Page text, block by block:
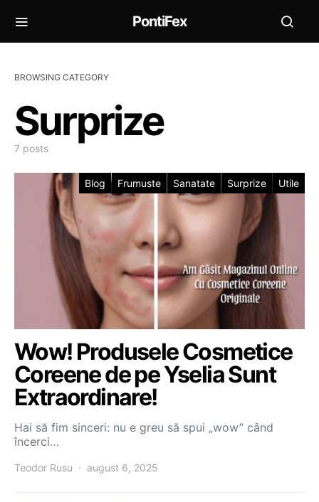
PontiFex
BROWSING CATEGORY
Surprize
7 posts
Blog Frumuste Sanatate Surprize Utile
Wow! Produsele Cosmetice
Coreene de pe Yselia Sunt
Extraordinare!
Hai să fim sinceri: nu e greu să spui „wow” când
încerci…
Teodor Rusu august 6, 2025